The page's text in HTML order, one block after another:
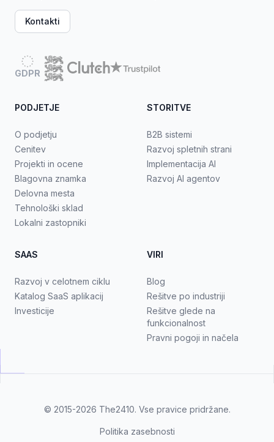
Kontakti
GDPR
PODJETJE
O podjetju
Cenitev
Projekti in ocene
Blagovna znamka
Delovna mesta
Tehnološki sklad
Lokalni zastopniki
STORITVE
B2B sistemi
Razvoj spletnih strani
Implementacija AI
Razvoj AI agentov
SAAS
Razvoj v celotnem ciklu
Katalog SaaS aplikacij
Investicije
VIRI
Blog
Rešitve po industriji
Rešitve glede na
funkcionalnost
Pravni pogoji in načela
© 2015-2026 The2410. Vse pravice pridržane.
Politika zasebnosti